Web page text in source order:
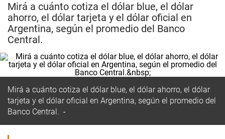
Mirá a cuánto cotiza el dólar blue, el dólar
ahorro, el dólar tarjeta y el dólar oficial en
Argentina, según el promedio del Banco
Central.
Mirá a cuánto cotiza el dólar blue, el dólar ahorro, el dólar
tarjeta y el dólar oficial en Argentina, según el promedio del
Banco Central.